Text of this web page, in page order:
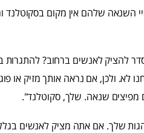
השנאה שלהם אין מקום בסקוטלנד
להציק לאנשים ברחוב? להתגרות
לא. ולכן, אם נראה אותך מזיק או
מפיצים שנאה. שלך, סקוטלנד".
שלך. אם אתה מציק לאנשים